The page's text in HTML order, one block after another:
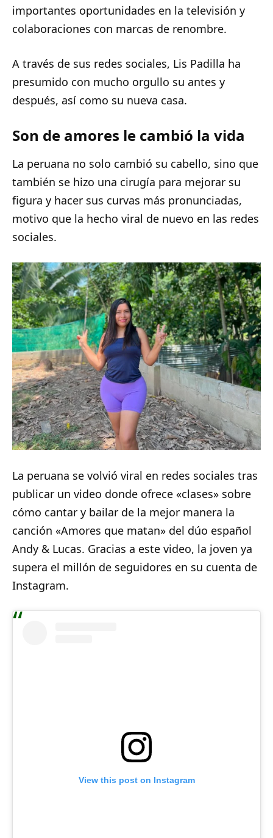
importantes oportunidades en la televisión y
colaboraciones con marcas de renombre.
A través de sus redes sociales, Lis Padilla ha
presumido con mucho orgullo su antes y
después, así como su nueva casa.
Son de amores le cambió la vida
La peruana no solo cambió su cabello, sino que
también se hizo una cirugía para mejorar su
figura y hacer sus curvas más pronunciadas,
motivo que la hecho viral de nuevo en las redes
sociales.
La peruana se volvió viral en redes sociales tras
publicar un video donde ofrece «clases» sobre
cómo cantar y bailar de la mejor manera la
canción «Amores que matan» del dúo español
Andy & Lucas. Gracias a este video, la joven ya
supera el millón de seguidores en su cuenta de
Instagram.
View this post on Instagram